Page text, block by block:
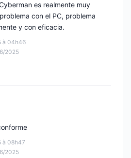
à 04h46
2025
es realmente muy
con el PC, problema
y con eficacia.
à 08h47
2025